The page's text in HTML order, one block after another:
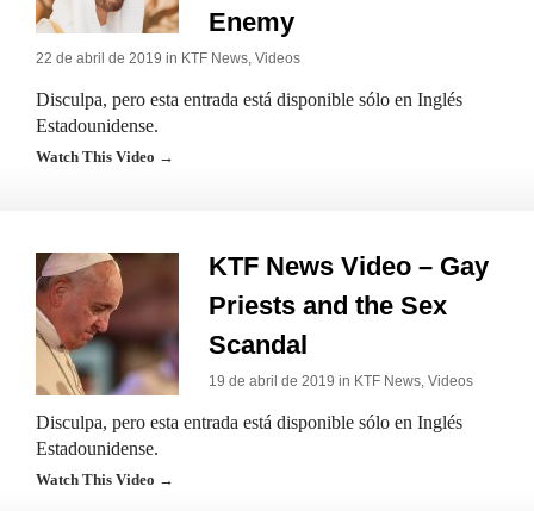
Enemy
22 de abril de 2019 in KTF News, Videos
Disculpa, pero esta entrada está disponible sólo en Inglés
Estadounidense.
Watch This Video →
KTF News Video – Gay
Priests and the Sex
Scandal
19 de abril de 2019 in KTF News, Videos
Disculpa, pero esta entrada está disponible sólo en Inglés
Estadounidense.
Watch This Video →